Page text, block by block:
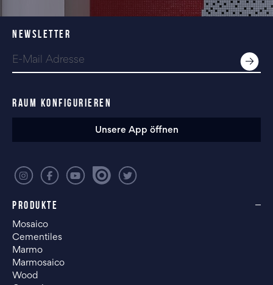
PRODUKTE
Mosaico
Cementiles
Marmo
Marmosaico
Wood
NEWSLETTER
RAUM KONFIGURIEREN
Unsere App öffnen